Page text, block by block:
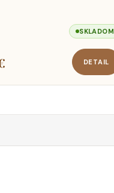
SKLADOM
DETAIL